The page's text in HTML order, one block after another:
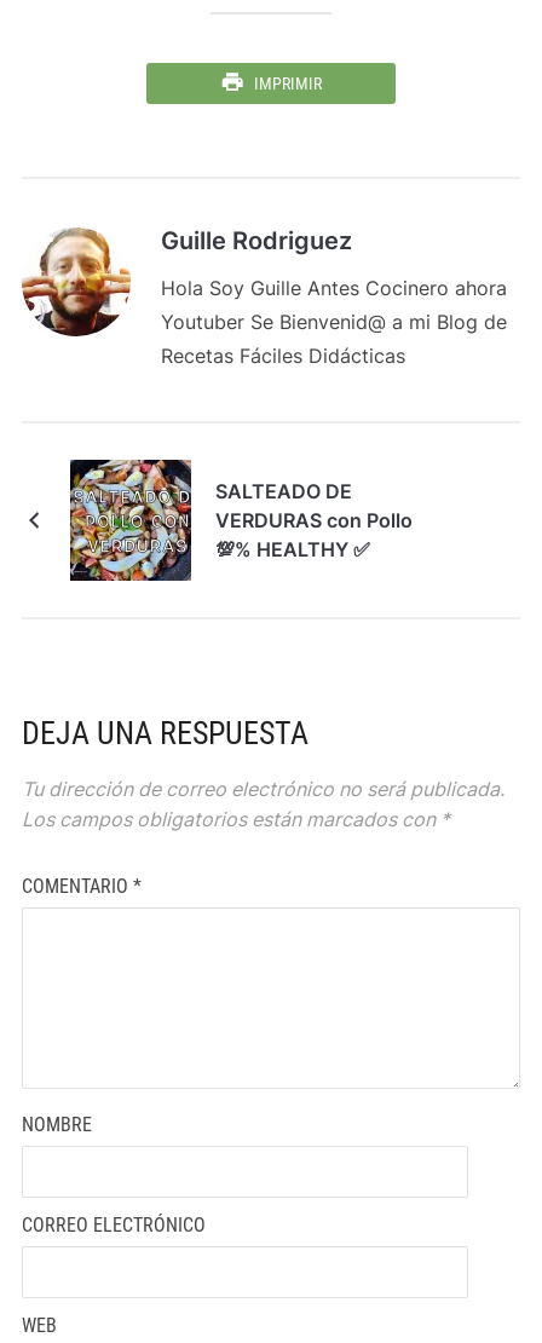
IMPRIMIR
Guille Rodriguez
Hola Soy Guille Antes Cocinero ahora
Youtuber Se Bienvenid@ a mi Blog de
Recetas Fáciles Didácticas
SALTEADO DE
VERDURAS con Pollo
💯% HEALTHY ✅
DEJA UNA RESPUESTA
Tu dirección de correo electrónico no será publicada.
Los campos obligatorios están marcados con *
COMENTARIO *
NOMBRE
CORREO ELECTRÓNICO
WEB